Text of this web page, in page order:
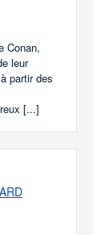
Conan,
leur
partir des
[...]